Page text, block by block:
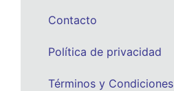
Contacto
Política de privacidad
Términos y Condiciones